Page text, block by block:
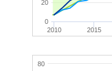
2010 2015
0
20
80